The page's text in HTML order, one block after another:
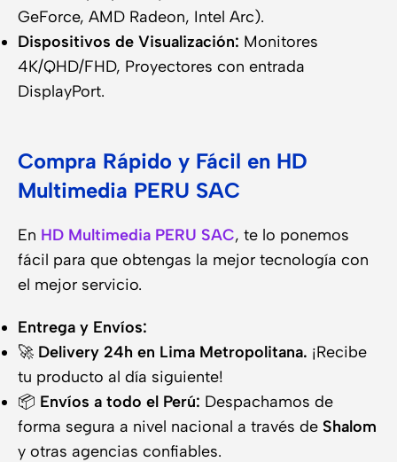
GeForce, AMD Radeon, Intel Arc).
Dispositivos de Visualización: Monitores
4K/QHD/FHD, Proyectores con entrada
DisplayPort.
Compra Rápido y Fácil en HD
Multimedia PERU SAC
En HD Multimedia PERU SAC, te lo ponemos
fácil para que obtengas la mejor tecnología con
el mejor servicio.
Entrega y Envíos:
🚀 Delivery 24h en Lima Metropolitana. ¡Recibe
tu producto al día siguiente!
📦 Envíos a todo el Perú: Despachamos de
forma segura a nivel nacional a través de Shalom
y otras agencias confiables.